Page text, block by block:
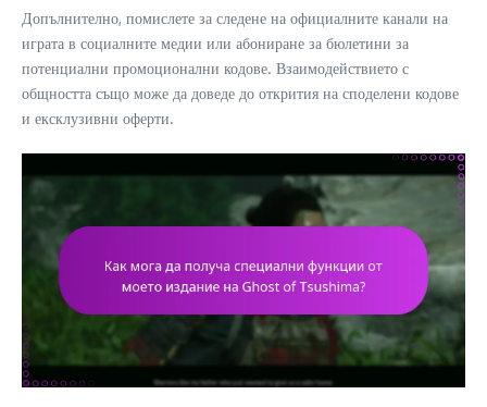
Допълнително, помислете за следене на официалните канали на
играта в социалните медии или абониране за бюлетини за
потенциални промоционални кодове. Взаимодействието с
общността също може да доведе до открития на споделени кодове
и ексклузивни оферти.